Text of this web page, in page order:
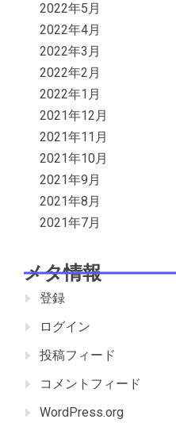
2022年5月
2022年4月
2022年3月
2022年2月
2022年1月
2021年12月
2021年11月
2021年10月
2021年9月
2021年8月
2021年7月
メタ情報
登録
ログイン
投稿フィード
コメントフィード
WordPress.org